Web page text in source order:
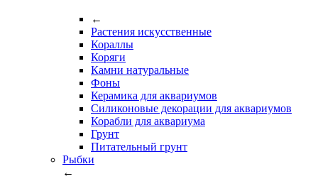
←
Растения искусственные
Кораллы
Коряги
Камни натуральные
Фоны
Керамика для аквариумов
Силиконовые декорации для аквариумов
Корабли для аквариума
Грунт
Питательный грунт
Рыбки
←